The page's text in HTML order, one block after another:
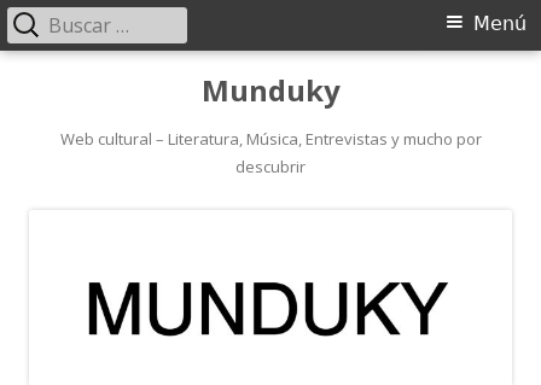
contenido
Munduky
Web cultural – Literatura, Música, Entrevistas y mucho por
descubrir
Menú
Menú
Buscar: